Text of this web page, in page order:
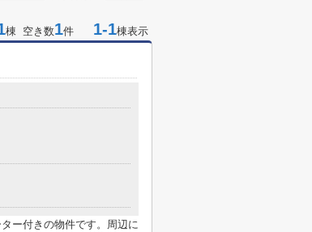
棟 空き数1件 1-1棟表示
ー付きの物件です。周辺に